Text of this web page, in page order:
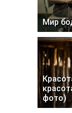
Мир
фото)